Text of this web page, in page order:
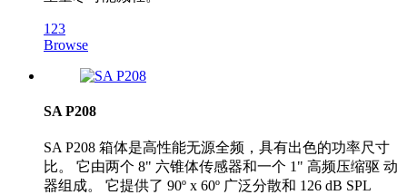
123
Browse
SA P208
SA P208 箱体是高性能无源全频，具有出色的功率尺寸
比。 它由两个 8" 六锥体传感器和一个 1" 高频压缩驱 动
器组成。 它提供了 90º x 60º 广泛分散和 126 dB SPL